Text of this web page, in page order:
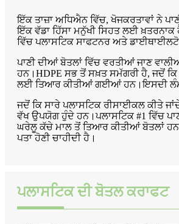
ਇੱਕ ਤਾਜ਼ਾ ਅਧਿਐਨ ਵਿੱਚ, ਖੋਜਕਰਤਾਵਾਂ ਨੇ
ਇੱਕ ਵੱਡਾ ਹਿੱਸਾ ਮਨੁੱਖੀ ਸਿਹਤ ਲਈ
ਵਿੱਚ ਪਲਾਸਟਿਕ ਸਾਫਟਨਰ ਅਤੇ
ਪਾਣੀ ਦੀਆਂ ਬੋਤਲਾਂ ਵਿੱਚ ਵਰਤੀਆਂ ਜਾਣ
ਹਨ।HDPE ਸਭ ਤੋਂ ਸਖ਼ਤ ਸਮੱਗਰੀ ਹੈ, ਜਦੋਂ
ਲਈ ਤਿਆਰ ਕੀਤੀਆਂ ਗਈਆਂ ਹਨ।ਇਸਦੀ
ਜਦੋਂ ਕਿ ਸਾਰੇ ਪਲਾਸਟਿਕ ਰੀਸਾਈਕਲ ਕੀਤੇ
ਵੱਖ ਉਪਯੋਗ ਹੁੰਦੇ ਹਨ।ਪਲਾਸਟਿਕ #1 ਵਿੱਚ
ਘਰੇਲੂ ਕੱਚੇ ਮਾਲ ਤੋਂ ਤਿਆਰ ਕੀਤੀਆਂ ਬੋਤਲਾਂ
ਪਤਾ ਹੋਣੀ ਚਾਹੀਦੀ ਹੈ।
ਪਲਾਸਟਿਕ ਦੀ ਬੋਤਲ ਕਰਾਫਟ